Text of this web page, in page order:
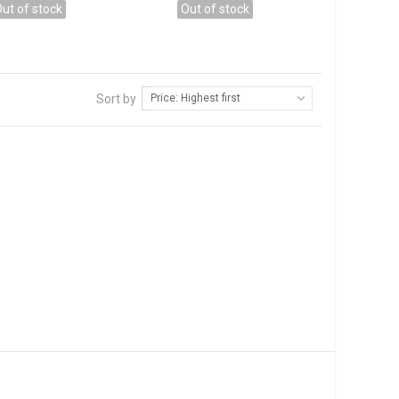
in Spain"
. Aunque el jugador que compra una pala de
profesionales que confían en star vie.
of stock
Out of stock
Sort by Price: Highest first